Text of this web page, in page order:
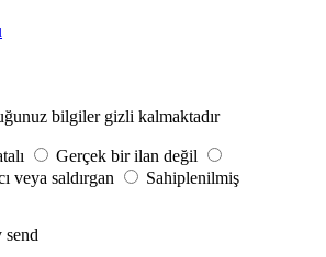
bilgiler gizli kalmaktadır
Gerçek bir ilan değil
veya saldırgan
Sahiplenilmiş
send